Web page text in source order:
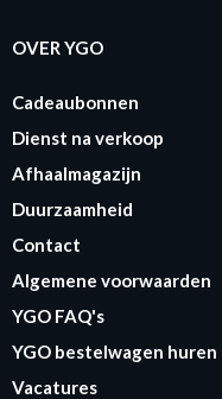
OVER YGO
Cadeaubonnen
Dienst na verkoop
Afhaalmagazijn
Duurzaamheid
Contact
Algemene voorwaarden
YGO FAQ's
YGO bestelwagen huren
Vacatures